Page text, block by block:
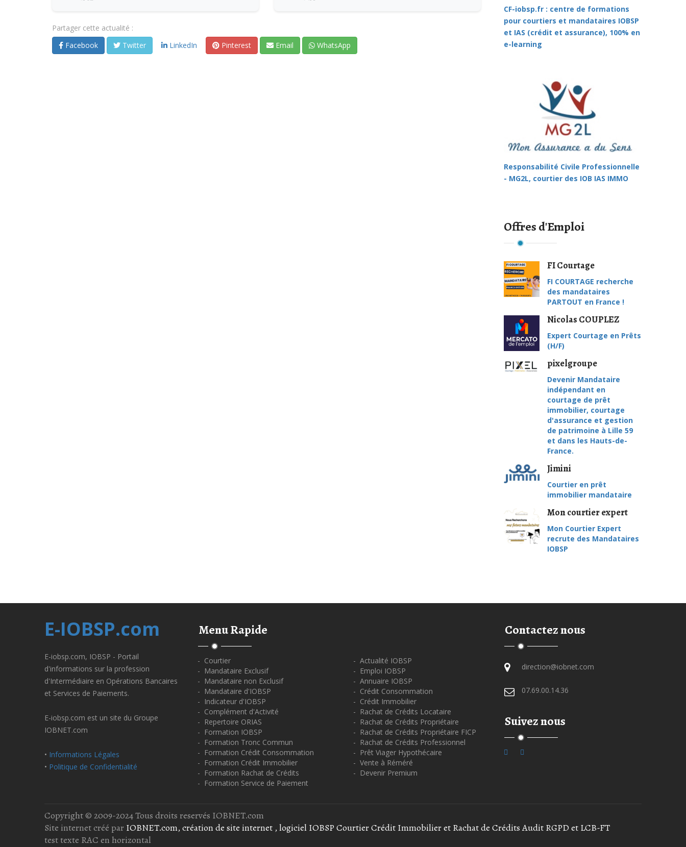
Partager cette actualité :
Facebook
Twitter LinkedIn Pinterest Email WhatsApp
CF-iobsp.fr : centre de formations
pour courtiers et mandataires IOBSP
et IAS (crédit et assurance), 100% en
e-learning
Responsabilité Civile Professionnelle
- MG2L, courtier des IOB IAS IMMO
Offres d'Emploi
FI Courtage
FI COURTAGE recherche
des mandataires
PARTOUT en France !
Nicolas COUPLEZ
Expert Courtage en Prêts
(H/F)
pixelgroupe
Devenir Mandataire
indépendant en
courtage de prêt
immobilier, courtage
d'assurance et gestion
de patrimoine à Lille 59
et dans les Hauts-de-
France.
Jimini
Courtier en prêt
immobilier mandataire
Mon courtier expert
Mon Courtier Expert
recrute des Mandataires
IOBSP
E-IOBSP.com
E-iobsp.com, IOBSP - Portail
d'informations sur la profession
d'Intermédiaire en Opérations Bancaires
et Services de Paiements.
E-iobsp.com est un site du Groupe
IOBNET.com
• Informations Légales
• Politique de Confidentialité
Menu Rapide
- Courtier
- Mandataire Exclusif
- Mandataire non Exclusif
- Mandataire d'IOBSP
- Indicateur d'IOBSP
- Complément d'Activité
- Repertoire ORIAS
- Formation IOBSP
- Formation Tronc Commun
- Formation Crédit Consommation
- Formation Crédit Immobilier
- Formation Rachat de Crédits
- Formation Service de Paiement
- Actualité IOBSP
- Emploi IOBSP
- Annuaire IOBSP
- Crédit Consommation
- Crédit Immobilier
- Rachat de Crédits Locataire
- Rachat de Crédits Propriétaire
- Rachat de Crédits Propriétaire FICP
- Rachat de Crédits Professionnel
- Prêt Viager Hypothécaire
- Vente à Réméré
- Devenir Premium
Contactez nous
direction@iobnet.com
07.69.00.14.36
Suivez nous
Copyright © 2009-2024 Tous droits reservés IOBNET.com
Site internet créé par IOBNET.com, création de site internet , logiciel IOBSP Courtier Crédit Immobilier et Rachat de Crédits Audit RGPD et LCB-FT
test texte RAC en horizontal